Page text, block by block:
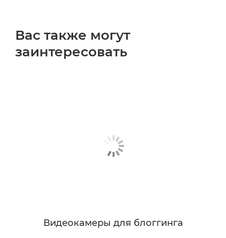
Вас также могут
заинтересовать
Видеокамеры для блоггинга